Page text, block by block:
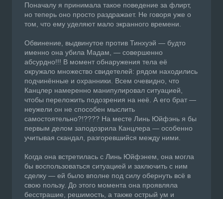
Поначалу я принимала такое поведение за флирт,
но теперь оно просто раздражает. Не говоря уже о
том, что ему уделяют мало экранного времени.
Обвинение, выдвинутое против Тинхуэй — будто
именно она убила Мадам, — совершенно
абсурдно!!! В момент обнаружения тела её
окружало множество свидетелей: рядом находились
подчинённые и охранники. Всем очевидно, что
Канцлер намеренно манипулировал ситуацией,
чтобы переложить подозрения на неё. А его брат —
неужели он не способен мыслить
самостоятельно?!???? На месте Линь Юйфэнь я бы
первым делом заподозрила Канцлера — особенно
учитывая скандал, разгоревшийся между ними.
Когда она встретилась с Линь Юйфэнем, она могла
бы воспользоваться ситуацией и заключить с ним
сделку — ей было вполне под силу обернуть всё в
свою пользу. До этого момента она проявляла
бесстрашие, решимость, а также острый ум и